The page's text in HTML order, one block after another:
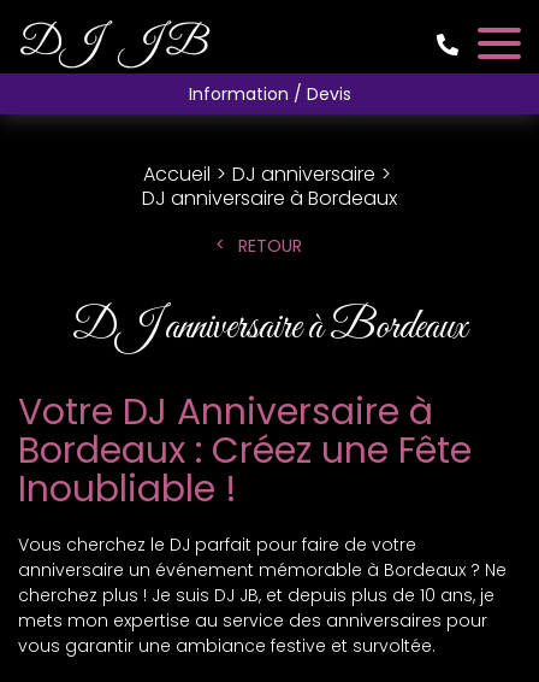
Information / Devis
Accueil
DJ anniversaire
DJ anniversaire à Bordeaux
RETOUR
DJ anniversaire à Bordeaux
Votre DJ Anniversaire à
Bordeaux : Créez une Fête
Inoubliable !
Vous cherchez le DJ parfait pour faire de votre
anniversaire un événement mémorable à Bordeaux ? Ne
cherchez plus ! Je suis DJ JB, et depuis plus de 10 ans, je
mets mon expertise au service des anniversaires pour
vous garantir une ambiance festive et survoltée.